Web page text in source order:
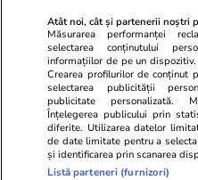
Bani și Afaceri
Cine poate retrage banii
contul unei persoane
Atât noi, cât și partenerii noștri
Măsurarea performanței
selectarea conținutului
informațiilor de pe un
Crearea profilurilor de conținut
selectarea publicității
publicitate personalizată.
Înțelegerea publicului prin
diferite. Utilizarea datelor
de date limitate pentru a
și identificarea prin scanarea
Listă parteneri (furnizori)